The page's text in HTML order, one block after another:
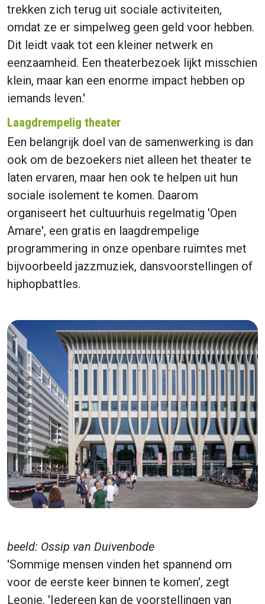
trekken zich terug uit sociale activiteiten,
omdat ze er simpelweg geen geld voor hebben.
Dit leidt vaak tot een kleiner netwerk en
eenzaamheid. Een theaterbezoek lijkt misschien
klein, maar kan een enorme impact hebben op
iemands leven.'
Laagdrempelig theater
Een belangrijk doel van de samenwerking is dan
ook om de bezoekers niet alleen het theater te
laten ervaren, maar hen ook te helpen uit hun
sociale isolement te komen. Daarom
organiseert het cultuurhuis regelmatig 'Open
Amare', een gratis en laagdrempelige
programmering in onze openbare ruimtes met
bijvoorbeeld jazzmuziek, dansvoorstellingen of
hiphopbattles.
beeld: Ossip van Duivenbode
'Sommige mensen vinden het spannend om
voor de eerste keer binnen te komen', zegt
Leonie. 'Iedereen kan de voorstellingen van